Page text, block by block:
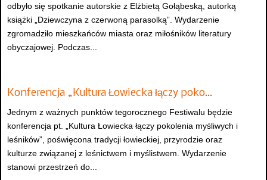
odbyło się spotkanie autorskie z Elżbietą Gołąbeską, autorką
książki „Dziewczyna z czerwoną parasolką”. Wydarzenie
zgromadziło mieszkańców miasta oraz miłośników literatury
obyczajowej. Podczas...
Konferencja „Kultura Łowiecka łączy poko…
Jednym z ważnych punktów tegorocznego Festiwalu będzie
konferencja pt. „Kultura Łowiecka łączy pokolenia myśliwych i
leśników”, poświęcona tradycji łowieckiej, przyrodzie oraz
kulturze związanej z leśnictwem i myślistwem. Wydarzenie
stanowi przestrzeń do...